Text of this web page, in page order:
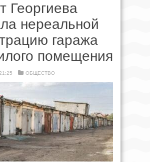
Георгиева
нереальной
гаража
помещения
ОБЩЕСТВО